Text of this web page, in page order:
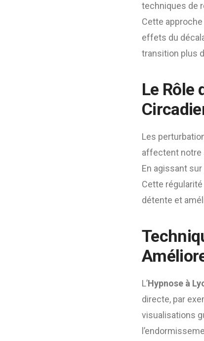
techniques de
Cette
effets du
transition plus
Le Rôle
Les
affectent notre
En agissant
Cette
détente et
L’Hypnose à
directe, par
visualisations